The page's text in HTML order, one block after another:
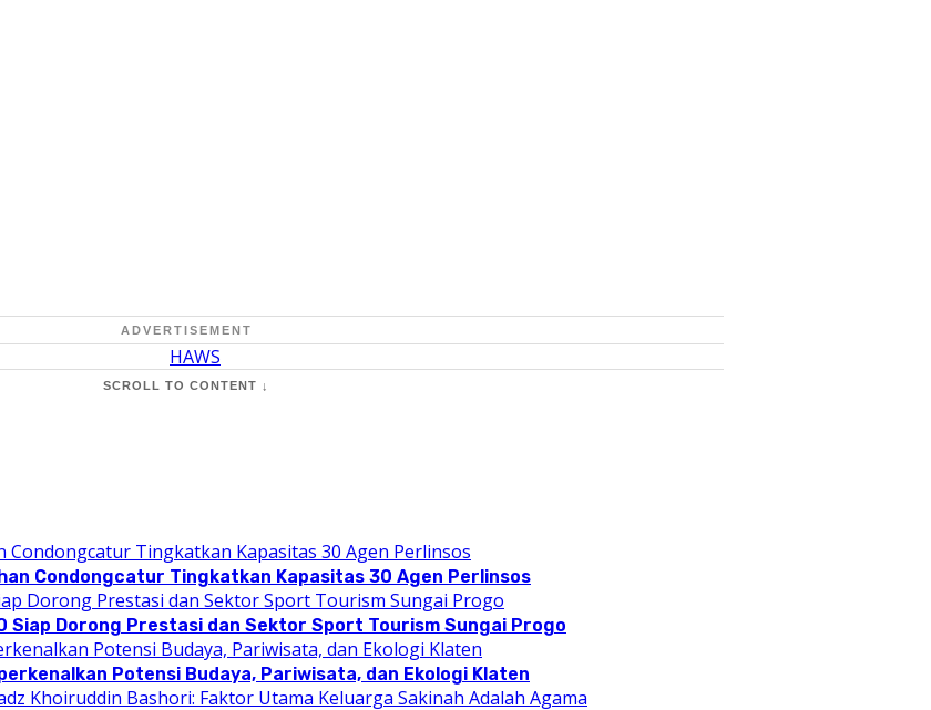
ADVERTISEMENT
SCROLL TO CONTENT ↓
Condongcatur Tingkatkan Kapasitas 30 Agen Perlinsos
Siap Dorong Prestasi dan Sektor Sport Tourism Sungai Progo
Potensi Budaya, Pariwisata, dan Ekologi Klaten